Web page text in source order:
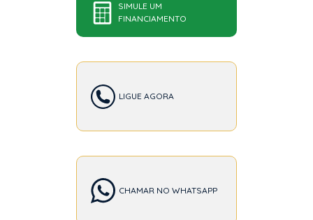
SIMULE UM
FINANCIAMENTO
LIGUE AGORA
CHAMAR NO WHATSAPP